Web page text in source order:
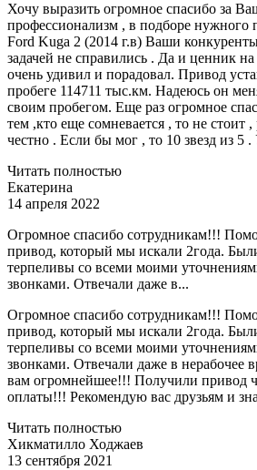
Хочу выразить огромное спасибо за
профессионализм , в подборе нужного
Ford Kuga 2 (2014 г.в) Ваши
задачей не справились . Да и ценник
очень удивил и порадовал. Привод
пробеге 114711 тыс.км. Надеюсь он
своим пробегом. Еще раз огромное
тем ,кто еще сомневается , то не стоит ,
честно . Если бы мог , то 10 звезд из 5
Читать полностью
Екатерина
14 апреля 2022
Огромное спасибо сотрудникам!!!
привод, который мы искали 2года.
терпеливы со всеми моими
звонками. Отвечали даже в...
Огромное спасибо сотрудникам!!!
привод, который мы искали 2года.
терпеливы со всеми моими
звонками. Отвечали даже в нерабочее
вам огромнейшее!!! Получили привод
оплаты!!! Рекомендую вас друзьям и
Читать полностью
Хикматилло Ходжаев
13 сентября 2021